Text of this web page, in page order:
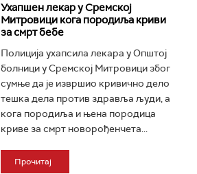
Ухапшен лекар у Сремској
Митровици кога породиља криви
за смрт бебе
Полиција ухапсила лекара у Општој
болници у Сремској Митровици због
сумње да је извршио кривично дело
тешка дела против здравља људи, а
кога породиља и њена породица
криве за смрт новорођенчета...
Прочитај